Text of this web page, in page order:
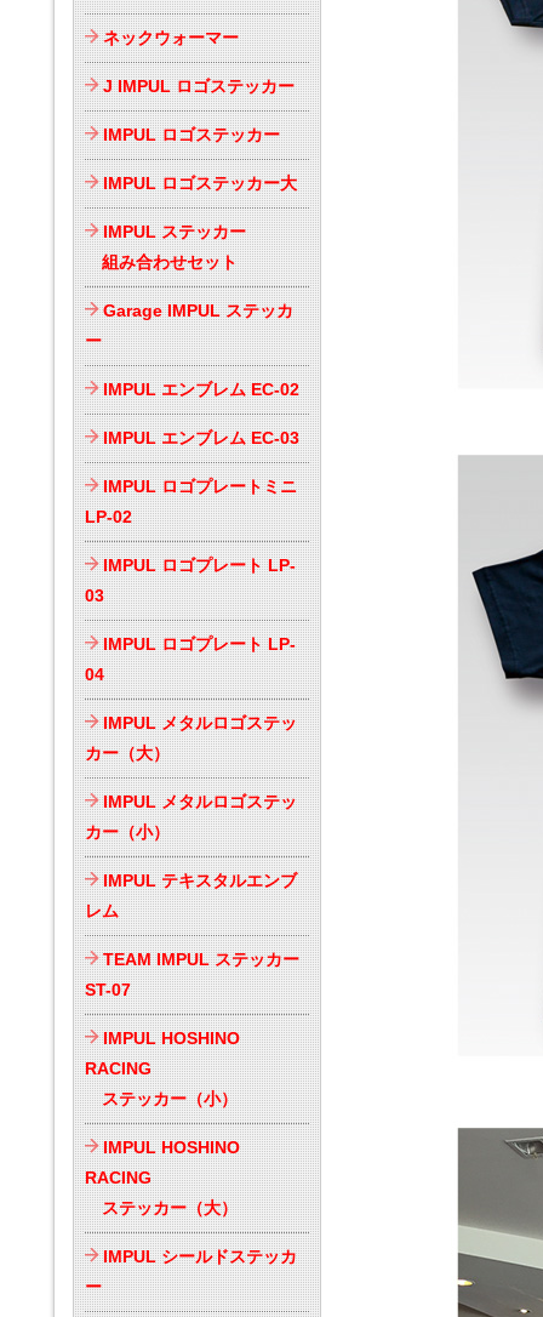
ネックウォーマー
J IMPUL ロゴステッカー
IMPUL ロゴステッカー
IMPUL ロゴステッカー大
IMPUL ステッカー
組み合わせセット
Garage IMPUL ステッカ
ー
IMPUL エンブレム EC-02
IMPUL エンブレム EC-03
IMPUL ロゴプレートミニ
LP-02
IMPUL ロゴプレート LP-
03
IMPUL ロゴプレート LP-
04
IMPUL メタルロゴステッ
カー（大）
IMPUL メタルロゴステッ
カー（小）
IMPUL テキスタルエンブ
レム
TEAM IMPUL ステッカー
ST-07
IMPUL HOSHINO
RACING
ステッカー（小）
IMPUL HOSHINO
RACING
ステッカー（大）
IMPUL シールドステッカ
ー